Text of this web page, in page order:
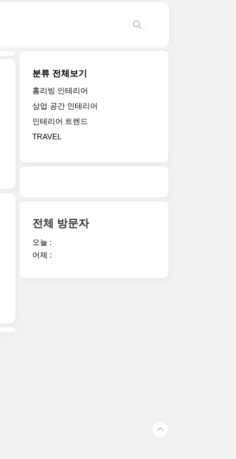
분류 전체보기
홈리빙 인테리어
상업 공간 인테리어
인테리어 트렌드
TRAVEL
전체 방문자
오늘 :
어제 :